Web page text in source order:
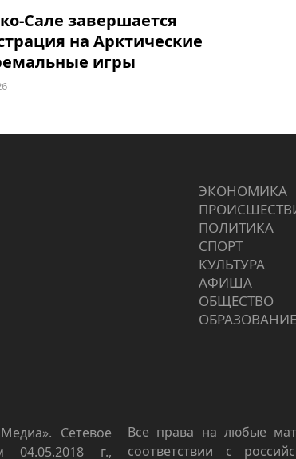
Сале завершается
на Арктические
игры
ЭКОНОМИКА
ПОЛИТИКА
СПОРТ
КУЛЬТУРА
АФИША
ОБЩЕСТВО
ОБРАЗОВАНИЕ
Сетевое
04.05.2018 г.,
Все права на любые
соответствии с